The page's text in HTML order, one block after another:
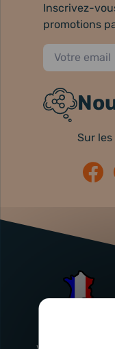
Inscrivez-
promotions
Sur